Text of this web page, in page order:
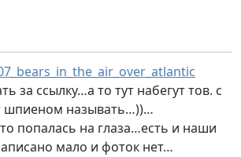
за ссылку…а то тут набегут тов. с
шпиеном называть…))…
попалась на глаза…есть и наши
мало и фоток нет…